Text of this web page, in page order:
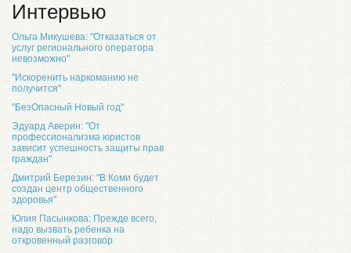
Интервью
Ольга Микушева: "Отказаться от
услуг регионального оператора
невозможно"
"Искоренить наркоманию не
получится"
"БезОпасный Новый год"
Эдуард Аверин: "От
профессионализма юристов
зависит успешность защиты прав
граждан"
Дмитрий Березин: "В Коми будет
создан центр общественного
здоровья"
Юлия Пасынкова: Прежде всего,
надо вызвать ребенка на
откровенный разговор